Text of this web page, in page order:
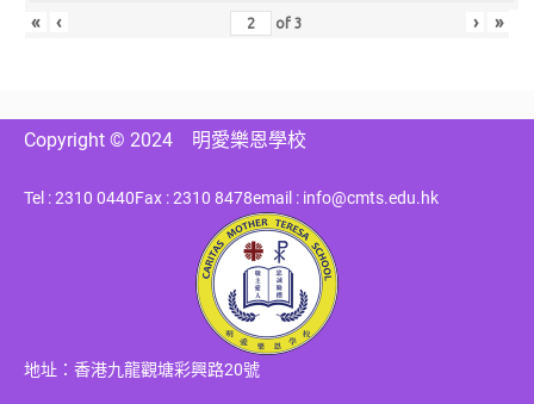
« ‹ of3 › »
Copyright © 2024 明愛樂恩學校
Tel : 2310 0440Fax : 2310 8478email : info@cmts.edu.hk
地址：香港九龍觀塘彩興路20號